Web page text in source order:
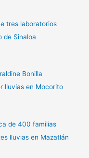
tres laboratorios
de Sinaloa
Bonilla
lluvias en Mocorito
de 400 familias
lluvias en Mazatlán